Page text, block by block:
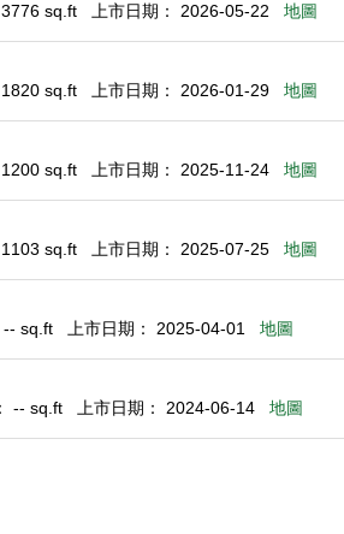
sq.ft 上市日期： 2026-05-22 地圖
sq.ft 上市日期： 2026-01-29 地圖
sq.ft 上市日期： 2025-11-24 地圖
sq.ft 上市日期： 2025-07-25 地圖
-- sq.ft 上市日期： 2025-04-01 地圖
-- sq.ft 上市日期： 2024-06-14 地圖